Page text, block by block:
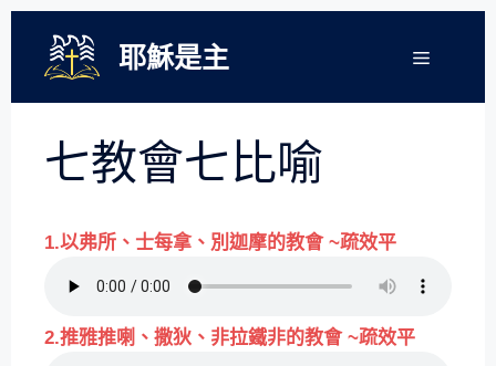
要
耶穌是主 選
單
七教會七比喻
1.以弗所、士每拿、別迦摩的教會 ~疏效平
2.推雅推喇、撒狄、非拉鐵非的教會 ~疏效平